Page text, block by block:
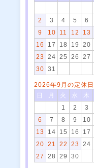
2
3 4 5 6
9
10 11 12 13
16
17 18 19 20
23
24 25 26 27
30
31
2026年9月の定休日
日
月 火 水 木
1
2 3
6
7 8 9 10
13
14 15 16 17
20
21 22 23 24
27
28 29 30